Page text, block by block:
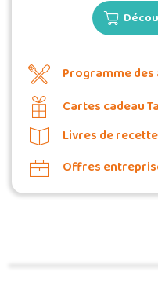
Programme
Cartes cadeau
Livres de
Offres